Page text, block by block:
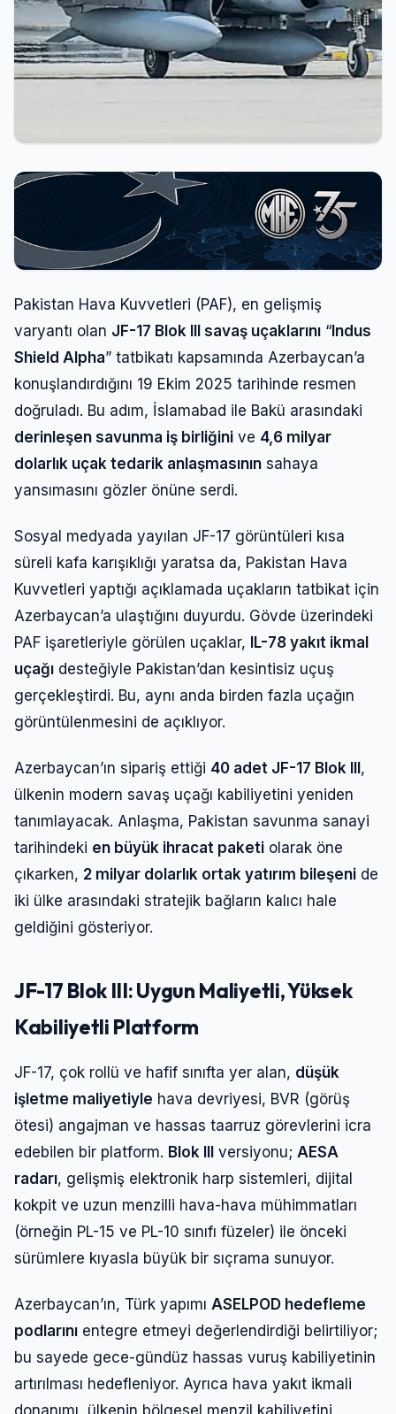
Pakistan Hava Kuvvetleri (PAF), en gelişmiş
varyantı olan JF-17 Blok III savaş uçaklarını “Indus
Shield Alpha” tatbikatı kapsamında Azerbaycan’a
konuşlandırdığını 19 Ekim 2025 tarihinde resmen
doğruladı. Bu adım, İslamabad ile Bakü arasındaki
derinleşen savunma iş birliğini ve 4,6 milyar
dolarlık uçak tedarik anlaşmasının sahaya
yansımasını gözler önüne serdi.
Sosyal medyada yayılan JF-17 görüntüleri kısa
süreli kafa karışıklığı yaratsa da, Pakistan Hava
Kuvvetleri yaptığı açıklamada uçakların tatbikat için
Azerbaycan’a ulaştığını duyurdu. Gövde üzerindeki
PAF işaretleriyle görülen uçaklar, IL-78 yakıt ikmal
uçağı desteğiyle Pakistan’dan kesintisiz uçuş
gerçekleştirdi. Bu, aynı anda birden fazla uçağın
görüntülenmesini de açıklıyor.
Azerbaycan’ın sipariş ettiği 40 adet JF-17 Blok III,
ülkenin modern savaş uçağı kabiliyetini yeniden
tanımlayacak. Anlaşma, Pakistan savunma sanayi
tarihindeki en büyük ihracat paketi olarak öne
çıkarken, 2 milyar dolarlık ortak yatırım bileşeni de
iki ülke arasındaki stratejik bağların kalıcı hale
geldiğini gösteriyor.
JF-17 Blok III: Uygun Maliyetli, Yüksek
Kabiliyetli Platform
JF-17, çok rollü ve hafif sınıfta yer alan, düşük
işletme maliyetiyle hava devriyesi, BVR (görüş
ötesi) angajman ve hassas taarruz görevlerini icra
edebilen bir platform. Blok III versiyonu; AESA
radarı, gelişmiş elektronik harp sistemleri, dijital
kokpit ve uzun menzilli hava-hava mühimmatları
(örneğin PL-15 ve PL-10 sınıfı füzeler) ile önceki
sürümlere kıyasla büyük bir sıçrama sunuyor.
Azerbaycan’ın, Türk yapımı ASELPOD hedefleme
podlarını entegre etmeyi değerlendirdiği belirtiliyor;
bu sayede gece-gündüz hassas vuruş kabiliyetinin
artırılması hedefleniyor. Ayrıca hava yakıt ikmali
donanımı, ülkenin bölgesel menzil kabiliyetini